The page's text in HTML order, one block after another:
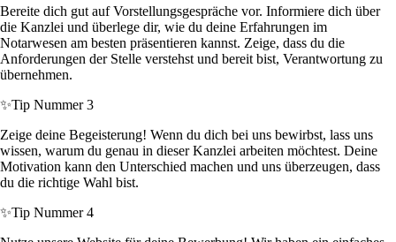
Bereite dich gut auf Vorstellungsgespräche vor. Informiere dich über
die Kanzlei und überlege dir, wie du deine Erfahrungen im
Notarwesen am besten präsentieren kannst. Zeige, dass du die
Anforderungen der Stelle verstehst und bereit bist, Verantwortung zu
übernehmen.
✨Tip Nummer 3
Zeige deine Begeisterung! Wenn du dich bei uns bewirbst, lass uns
wissen, warum du genau in dieser Kanzlei arbeiten möchtest. Deine
Motivation kann den Unterschied machen und uns überzeugen, dass
du die richtige Wahl bist.
✨Tip Nummer 4